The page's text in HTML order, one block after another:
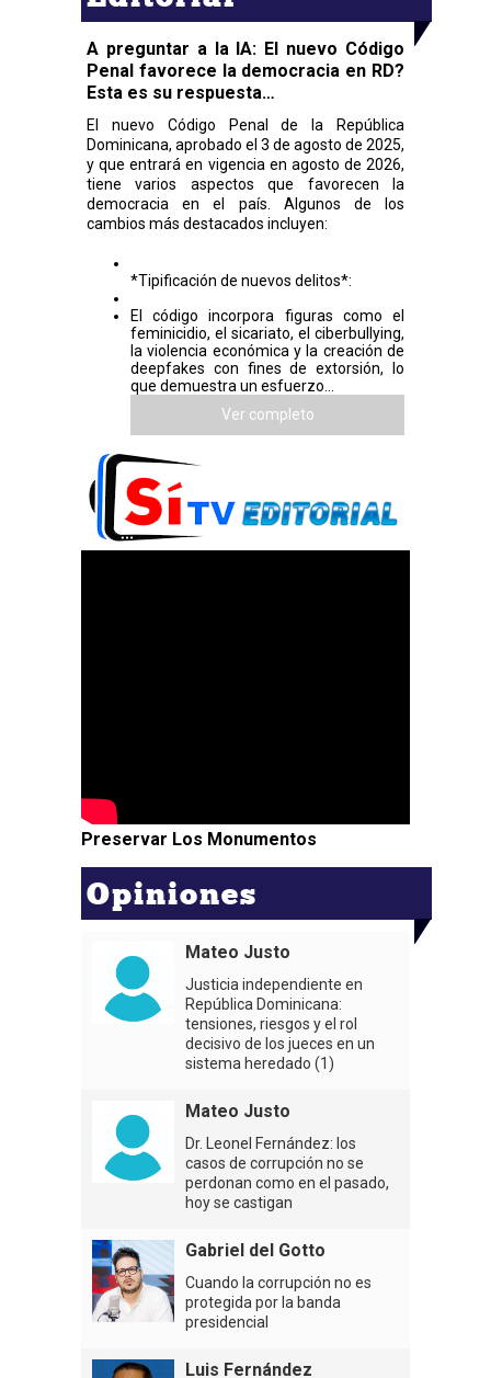
A preguntar a la IA: El nuevo Código
Penal favorece la democracia en RD?
Esta es su respuesta…
El nuevo Código Penal de la República
Dominicana, aprobado el 3 de agosto de 2025,
y que entrará en vigencia en agosto de 2026,
tiene varios aspectos que favorecen la
democracia en el país. Algunos de los
cambios más destacados incluyen:
*Tipificación de nuevos delitos*:
El código incorpora figuras como el
feminicidio, el sicariato, el ciberbullying,
la violencia económica y la creación de
deepfakes con fines de extorsión, lo
que demuestra un esfuerzo...
Ver completo
Preservar Los Monumentos
Opiniones
Mateo Justo
Justicia independiente en
República Dominicana:
tensiones, riesgos y el rol
decisivo de los jueces en un
sistema heredado (1)
Mateo Justo
Dr. Leonel Fernández: los
casos de corrupción no se
perdonan como en el pasado,
hoy se castigan
Gabriel del Gotto
Cuando la corrupción no es
protegida por la banda
presidencial
Luis Fernández